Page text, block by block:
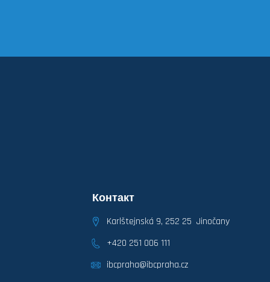
Контакт
Karlštejnská 9, 252 25 Jinočany
+420 251 006 111
ibcpraha@ibcpraha.cz